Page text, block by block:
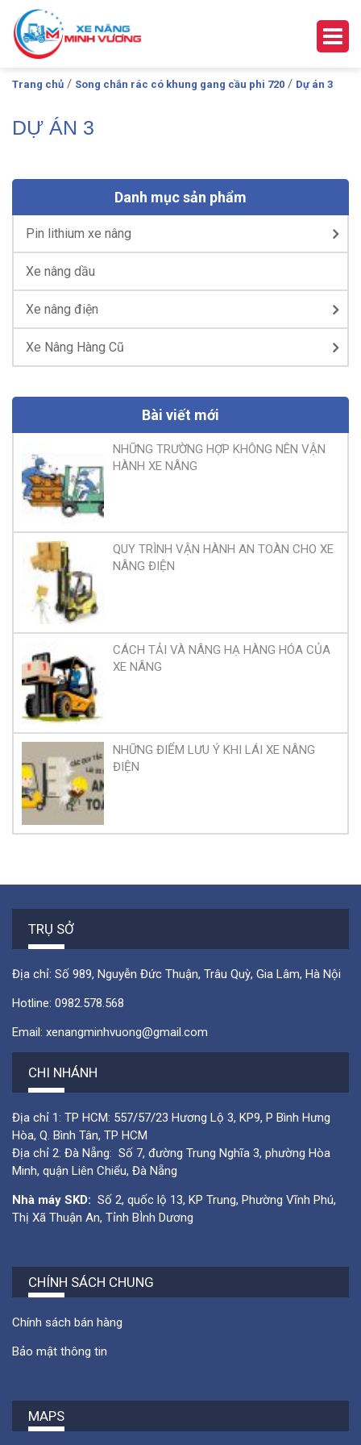
Trang chủ / Song chắn rác có khung gang cầu phi 720 / Dự án 3
DỰ ÁN 3
Danh mục sản phẩm
Pin lithium xe nâng
Xe nâng dầu
Xe nâng điện
Xe Nâng Hàng Cũ
Bài viết mới
NHỮNG TRƯỜNG HỢP KHÔNG NÊN VẬN
HÀNH XE NÂNG
QUY TRÌNH VẬN HÀNH AN TOÀN CHO XE
NÂNG ĐIỆN
CÁCH TẢI VÀ NÂNG HẠ HÀNG HÓA CỦA
XE NÂNG
NHỮNG ĐIỂM LƯU Ý KHI LÁI XE NÂNG
ĐIỆN
TRỤ SỞ
Địa chỉ: Số 989, Nguyễn Đức Thuận, Trâu Quỳ, Gia Lâm, Hà Nội
Hotline: 0982.578.568
Email: xenangminhvuong@gmail.com
CHI NHÁNH
Địa chỉ 1: TP HCM: 557/57/23 Hương Lộ 3, KP9, P Bình Hưng
Hòa, Q. Bình Tân, TP HCM
Địa chỉ 2: Đà Nẵng: Số 7, đường Trung Nghĩa 3, phường Hòa
Minh, quận Liên Chiểu, Đà Nẵng
Nhà máy SKD: Số 2, quốc lộ 13, KP Trung, Phường Vĩnh Phú,
Thị Xã Thuận An, Tỉnh BÌnh Dương
CHÍNH SÁCH CHUNG
Chính sách bán hàng
Bảo mật thông tin
MAPS